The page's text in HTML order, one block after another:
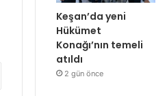
Keşan’da yeni
Hükümet
Konağı’nın temeli
atıldı
2 gün önce